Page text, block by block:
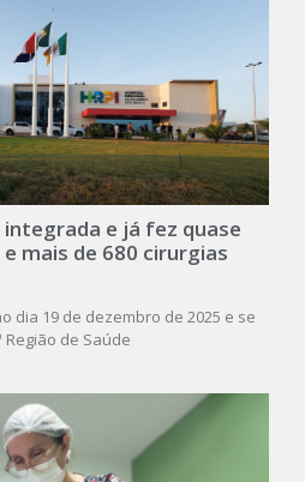
e já fez quase
mais de 680 cirurgias
dia 19 de dezembro de 2025 e se
de Saúde